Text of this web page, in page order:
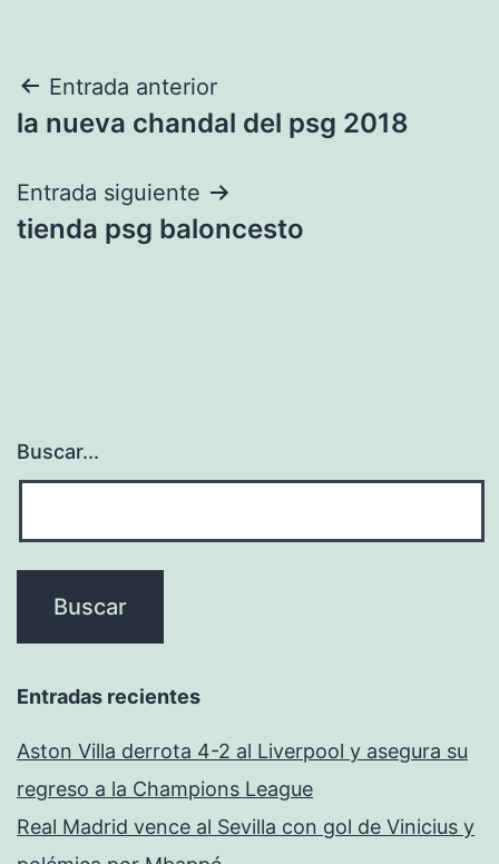
Navegación
de
entradas
Entrada anterior
la nueva chandal del psg 2018
Entrada siguiente
tienda psg baloncesto
Buscar...
Entradas recientes
Aston Villa derrota 4-2 al Liverpool y asegura su
regreso a la Champions League
Real Madrid vence al Sevilla con gol de Vinicius y